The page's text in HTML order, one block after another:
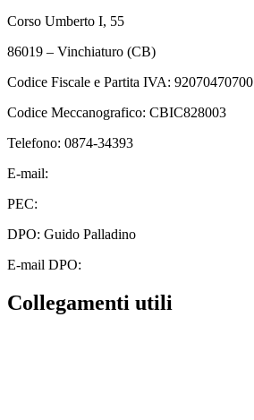
Corso Umberto I, 55
86019 – Vinchiaturo (CB)
Codice Fiscale e Partita IVA: 92070470700
Codice Meccanografico: CBIC828003
Telefono: 0874-34393
E-mail:
PEC:
DPO: Guido Palladino
E-mail DPO:
Collegamenti utili